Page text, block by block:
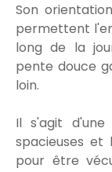
Son
permettent
long de la
pente douce
loin.
Il s'agit
spacieuses et
pour être